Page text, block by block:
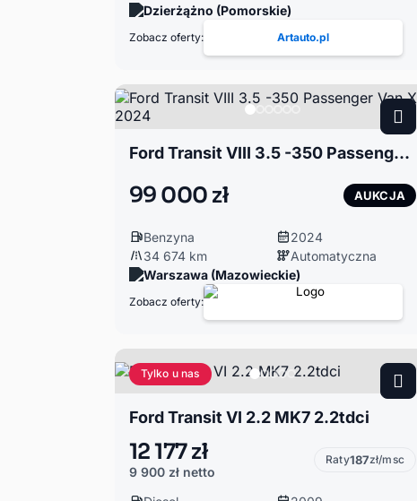
Dzierżążno (Pomorskie)
Zobacz oferty: Artauto.pl
Ford Transit VIII 3.5 -350 Passenger Van Xl 2024
99 000 zł AUKCJA
Benzyna
2024
34 674 km
Automatyczna
Warszawa (Mazowieckie)
Zobacz oferty:
Tylko u nas
Ford Transit VI 2.2 MK7 2.2tdci
12 177 zł
9 900 zł netto
Raty187zł/msc